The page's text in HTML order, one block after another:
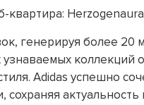
квартира:
генерируя более 20
коллекций
Adidas успешно